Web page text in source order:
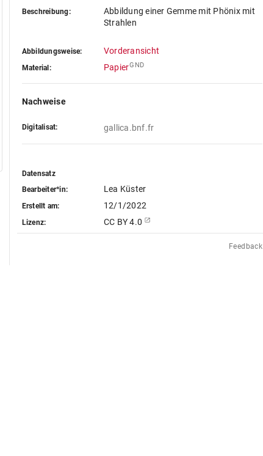
Beschreibung:
Abbildung einer Gemme mit Phönix mit
Strahlen
Abbildungsweise: Vorderansicht
Material: PapierGND
Nachweise
Digitalisat: gallica.bnf.fr
Datensatz
Bearbeiter*in:
Lea Küster
Erstellt am: 12/1/2022
Lizenz: CC BY 4.0
Feedback